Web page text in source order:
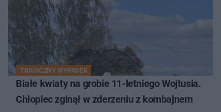
TRAGICZNY WYPADEK
Białe kwiaty na grobie 11-letniego Wojtusia.
Chłopiec zginął w zderzeniu z kombajnem